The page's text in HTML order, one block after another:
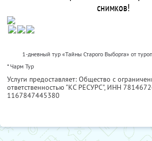
снимков!
1-дневный тур «Тайны Старого Выборга» от
* Чарм Тур
Услуги предоставляет: Общество с
ответственностью "КС РЕСУРС", ИНН
1167847445380